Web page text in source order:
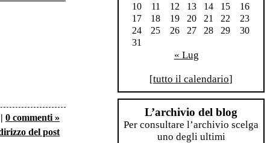
| 0 commenti »
del post
10
11 12 13 14 15
16
17
18 19 20 21 22
23
24
25 26 27 28 29
30
31
« Lug
[tutto il calendario]
L’archivio del blog
Per consultare l’archivio scelga
uno degli ultimi